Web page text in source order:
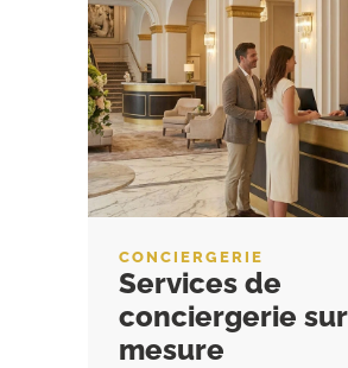
CONCIERGERIE
Services de
conciergerie sur
mesure